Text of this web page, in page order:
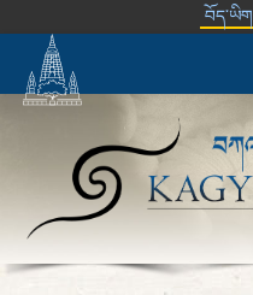
བོད་ཡིག